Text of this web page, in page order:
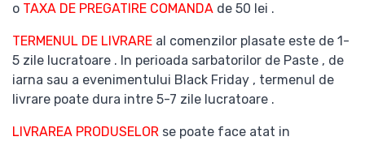
o TAXA DE PREGATIRE COMANDA de 50 lei .
TERMENUL DE LIVRARE al comenzilor plasate este de 1-
5 zile lucratoare . In perioada sarbatorilor de Paste , de
iarna sau a evenimentului Black Friday , termenul de
livrare poate dura intre 5-7 zile lucratoare .
LIVRAREA PRODUSELOR se poate face atat in